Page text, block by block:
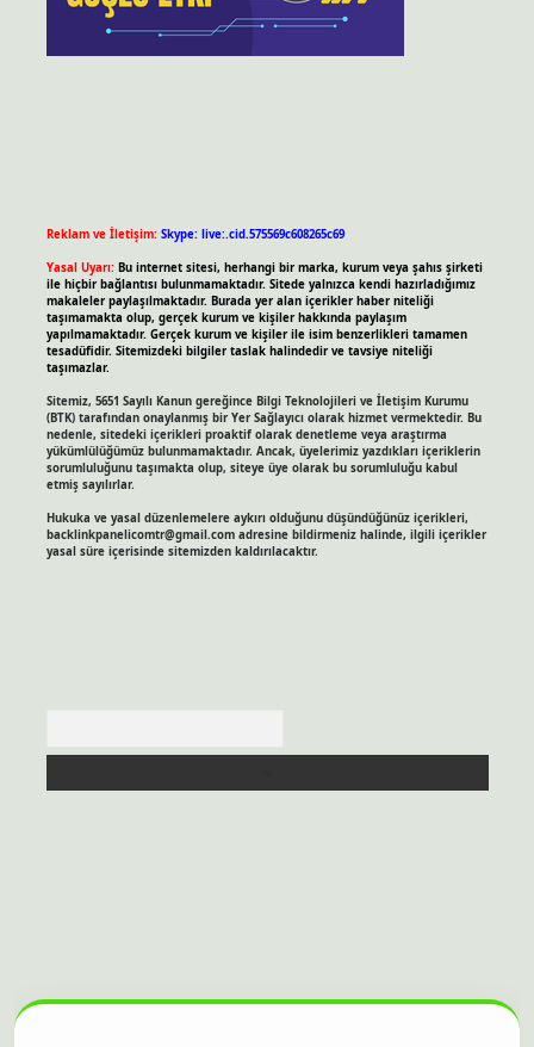
Reklam ve İletişim: Skype: live:.cid.575569c608265c69
Yasal Uyarı: Bu internet sitesi, herhangi bir marka, kurum veya şahıs şirketi
ile hiçbir bağlantısı bulunmamaktadır. Sitede yalnızca kendi hazırladığımız
makaleler paylaşılmaktadır. Burada yer alan içerikler haber niteliği
taşımamakta olup, gerçek kurum ve kişiler hakkında paylaşım
yapılmamaktadır. Gerçek kurum ve kişiler ile isim benzerlikleri tamamen
tesadüfidir. Sitemizdeki bilgiler taslak halindedir ve tavsiye niteliği
taşımazlar.
Sitemiz, 5651 Sayılı Kanun gereğince Bilgi Teknolojileri ve İletişim Kurumu
(BTK) tarafından onaylanmış bir Yer Sağlayıcı olarak hizmet vermektedir. Bu
nedenle, sitedeki içerikleri proaktif olarak denetleme veya araştırma
yükümlülüğümüz bulunmamaktadır. Ancak, üyelerimiz yazdıkları içeriklerin
sorumluluğunu taşımakta olup, siteye üye olarak bu sorumluluğu kabul
etmiş sayılırlar.
Hukuka ve yasal düzenlemelere aykırı olduğunu düşündüğünüz içerikleri,
backlinkpanelicomtr@gmail.comadresine bildirmeniz halinde, ilgili içerikler
yasal süre içerisinde sitemizden kaldırılacaktır.